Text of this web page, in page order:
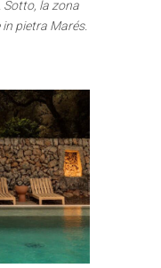
Sotto, la zona
pietra Marés.